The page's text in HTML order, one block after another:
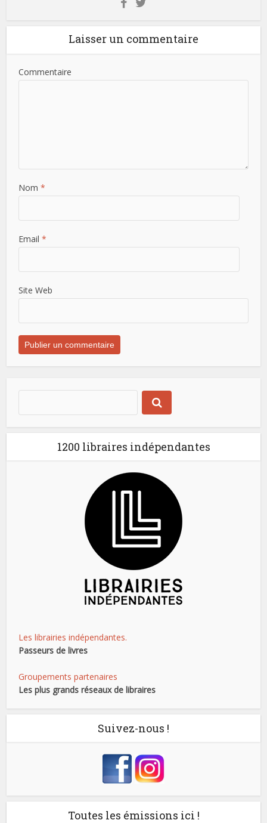
Laisser un commentaire
Commentaire
Nom *
Email *
Site Web
1200 libraires indépendantes
Les librairies indépendantes.
Passeurs de livres
Groupements partenaires
Les plus grands réseaux de libraires
Suivez-nous !
Toutes les émissions ici !